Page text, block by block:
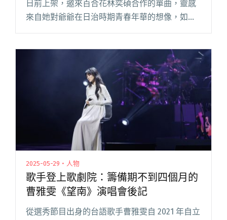
日前上架，邀來百合花林奕碩合作的單曲，靈感
來自她對爺爺在日治時期青春年華的想像，如同
演姐弟戀的你追我跑戲碼閱讀全文 "百合花奕碩
穿女裝！林理惠新歌〈晴日樹影〉MV詮釋侘寂愛
2025-05-29・人物
歌手登上歌劇院：籌備期不到四個月的
曹雅雯《望南》演唱會後記
從選秀節目出身的台語歌手曹雅雯自 2021 年自立